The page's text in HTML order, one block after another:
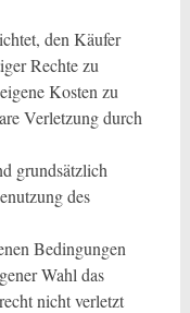
den Käufer
Rechte zu
Kosten zu
Verletzung durch
grundsätzlich
des
Bedingungen
Wahl das
nicht verletzt